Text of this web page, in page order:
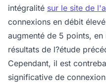
intégralité sur le site de
connexions en débit
augmenté de 5 points,
résultats de l?étude
Cependant, il est
significative de